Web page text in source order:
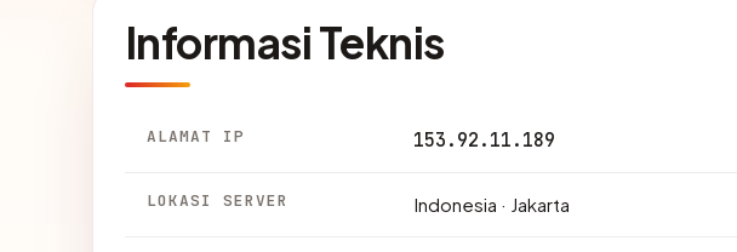
Informasi Teknis
ALAMAT IP 153.92.11.189
LOKASI SERVER Indonesia · Jakarta